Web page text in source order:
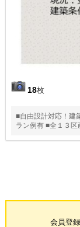
18枚
■自由設計対応！建
ラン例有 ■全１３区
会員登